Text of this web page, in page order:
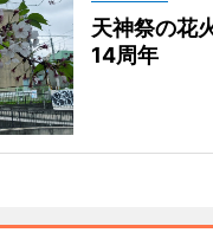
天神祭の花
14周年